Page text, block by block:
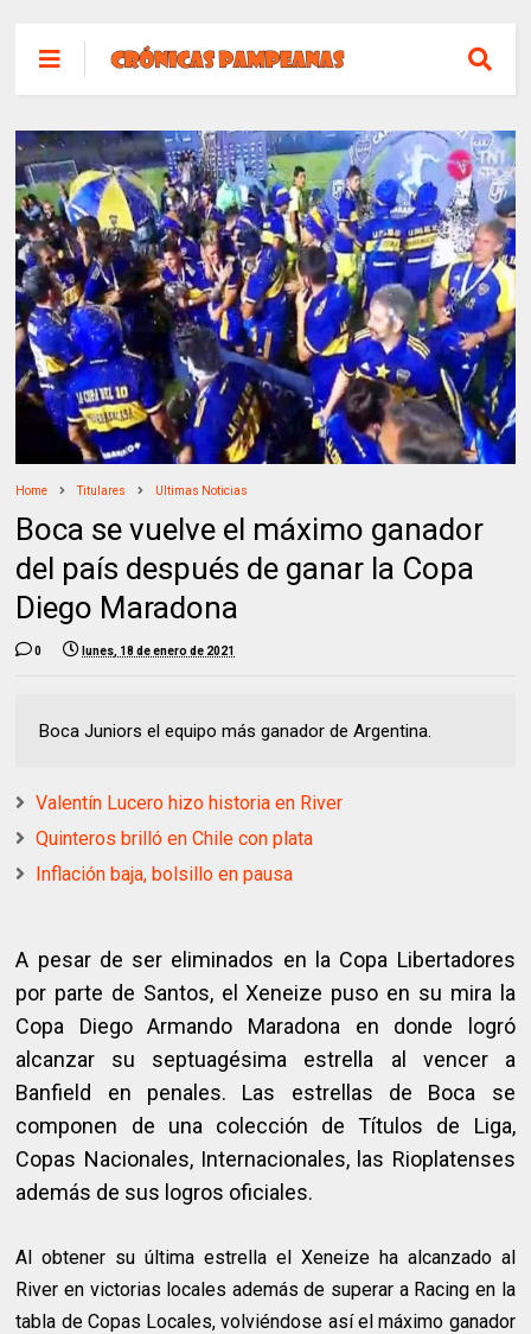
Home Titulares Ultimas Noticias
Boca se vuelve el máximo ganador
del país después de ganar la Copa
Diego Maradona
0 lunes, 18 de enero de 2021
Boca Juniors el equipo más ganador de Argentina.
Valentín Lucero hizo historia en River
Quinteros brilló en Chile con plata
Inflación baja, bolsillo en pausa
A pesar de ser eliminados en la Copa Libertadores
por parte de Santos, el Xeneize puso en su mira la
Copa Diego Armando Maradona en donde logró
alcanzar su septuagésima estrella al vencer a
Banfield en penales. Las estrellas de Boca se
componen de una colección de Títulos de Liga,
Copas Nacionales, Internacionales, las Rioplatenses
además de sus logros oficiales.
Al obtener su última estrella el Xeneize ha alcanzado al
River en victorias locales además de superar a Racing en la
tabla de Copas Locales, volviéndose así el máximo ganador